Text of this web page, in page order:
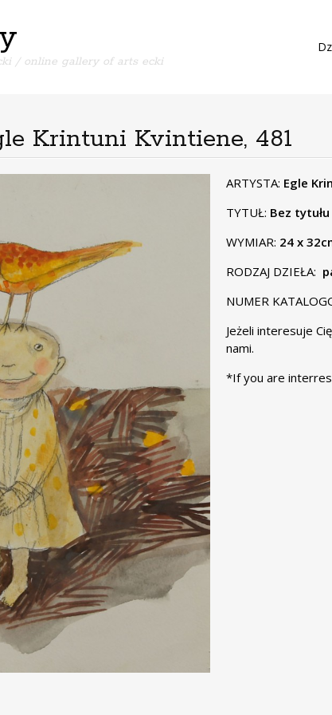
/ online gallery of arts ecki
S
n
e
t
Krintuni Kvintiene, 481
ARTYSTA: Egle
TYTUŁ: Bez tytułu
WYMIAR: 24 x
RODZAJ DZIEŁA:
NUMER
Jeżeli interesuje
nami.
*If you are